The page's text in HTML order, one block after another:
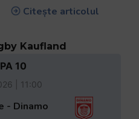
Citește articolul
Kaufland
10
| 11:00
- Dinamo